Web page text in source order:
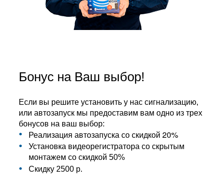
Бонус на Ваш выбор!
Если вы решите установить у нас сигнализацию,
или автозапуск мы предоставим вам одно из трех
бонусов на ваш выбор:
Реализация автозапуска со скидкой 20%
Установка видеорегистратора со скрытым
монтажем со скидкой 50%
Скидку 2500 р.